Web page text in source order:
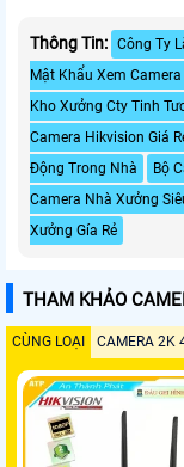
Thông Tin: Công Ty
Mật Khẩu Xem
Kho Xưởng Cty Tinh
Camera Hikvision Giá
Động Trong Nhà
Bộ
Camera Nhà Xưởng
Xưởng Gía Rẻ
THAM KHẢO
CÙNG LOẠI CAMERA 2K